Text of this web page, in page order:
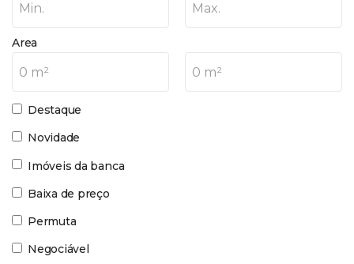
Min. Max.
Area
0 m² 0 m²
Destaque
Novidade
Imóveis da banca
Baixa de preço
Permuta
Negociável